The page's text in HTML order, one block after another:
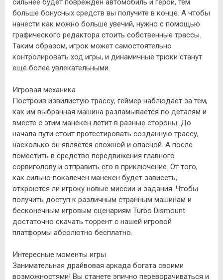
сильнее будет повреждён автомобиль и герой, тем
больше бонусных средств вы получите в конце. А чтобы
нанести как можно больше увечий, нужно с помощью
графического редактора стоить собственные трассы.
Таким образом, игрок может самостоятельно
контролировать ход игры, и динамичные трюки станут
ещё более увлекательными.
Игровая механика
Построив извилистую трассу, геймер наблюдает за тем,
как им выбранная машина разламывается по деталям и
вместе с этим манекен летит в разные стороны. До
начала пути стоит протестировать созданную трассу,
насколько он является сложной и опасной. А после
поместить в средство передвижения главного
сорвиголову и отправить его в приключение. От того,
как сильно покалечен манекен будет зависеть,
откроются ли игроку новые миссии и задания. Чтобы
получить доступ к различным странным машинам и
бесконечным игровым сценариям Turbo Dismount
достаточно скачать торрент с нашей игровой
платформы абсолютно бесплатно.
Интересные моменты игры
Занимательная драйвовая аркада богата своими
возможностями! Вы станете эпично переворачиваться и